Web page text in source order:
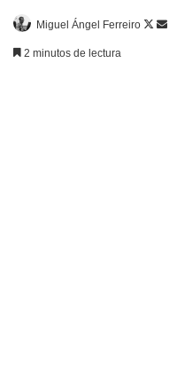
Miguel Ángel Ferreiro
2 minutos de lectura